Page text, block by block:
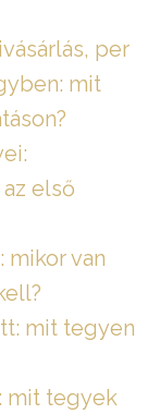
per
mit
első
mikor van
mit tegyen
mit tegyek